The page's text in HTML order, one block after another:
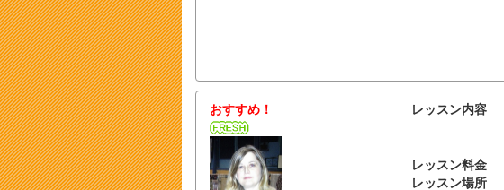
おすすめ！ レッスン内容
レッスン料金
レッスン場所